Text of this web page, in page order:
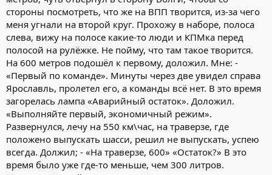
стороны посмотреть, что же на ВПП творится, из-за чего
меня угнали на второй круг. Прохожу в наборе, полоса
слева, вижу на полосе какие-то люди и КПМка перед
полосой на рулёжке. Не пойму, что там такое творится.
На 600 метров подошёл к первому, доложил. Мне: -
«Первый по команде». Минуты через две увидел справа
Ярославль, пролетел его, а команды всё нет. В это время
загорелась лампа «Аварийный остаток». Доложил.
«Выполняйте первый, экономичный режим».
Развернулся, лечу на 550 км\час, на траверзе, где
положено выпускать шасси, решил не выпускать, успею
всегда. Должил; - «На траверзе, 600» «Остаток?» В это
время было уже где-то меньше, чем 300 литров.